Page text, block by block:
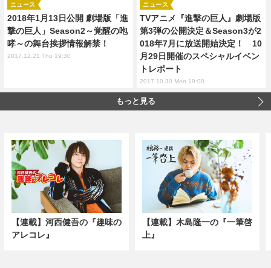
2018年1月13日公開 劇場版「進
撃の巨人」Season2～覚醒の咆
哮～の舞台挨拶情報解禁！
ニュース
2017.12.21 Thu 19:30
TVアニメ『進撃の巨人』劇場版
第3弾の公開決定＆Season3が2
018年7月に放送開始決定！ 10
月29日開催のスペシャルイベン
トレポート
ニュース
2017.10.30 Mon 19:00
もっと見る
【連載】河西健吾の『趣味の
アレコレ』
【連載】木島隆一の『一筆啓
上』